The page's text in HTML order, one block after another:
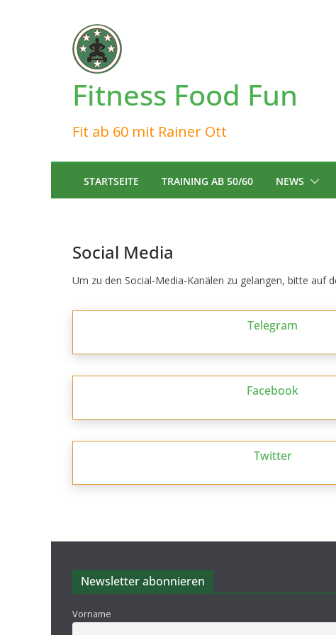
Inhalt
springen
Fitness Food Fun
Fit ab 60 mit Rainer Ott
STARTSEITE TRAINING AB 50/60 NEWS
Social Media
Um zu den Social-Media-Kanälen zu gelangen, bitte auf
Telegram
Facebook
Twitter
Newsletter abonnieren
Vorname